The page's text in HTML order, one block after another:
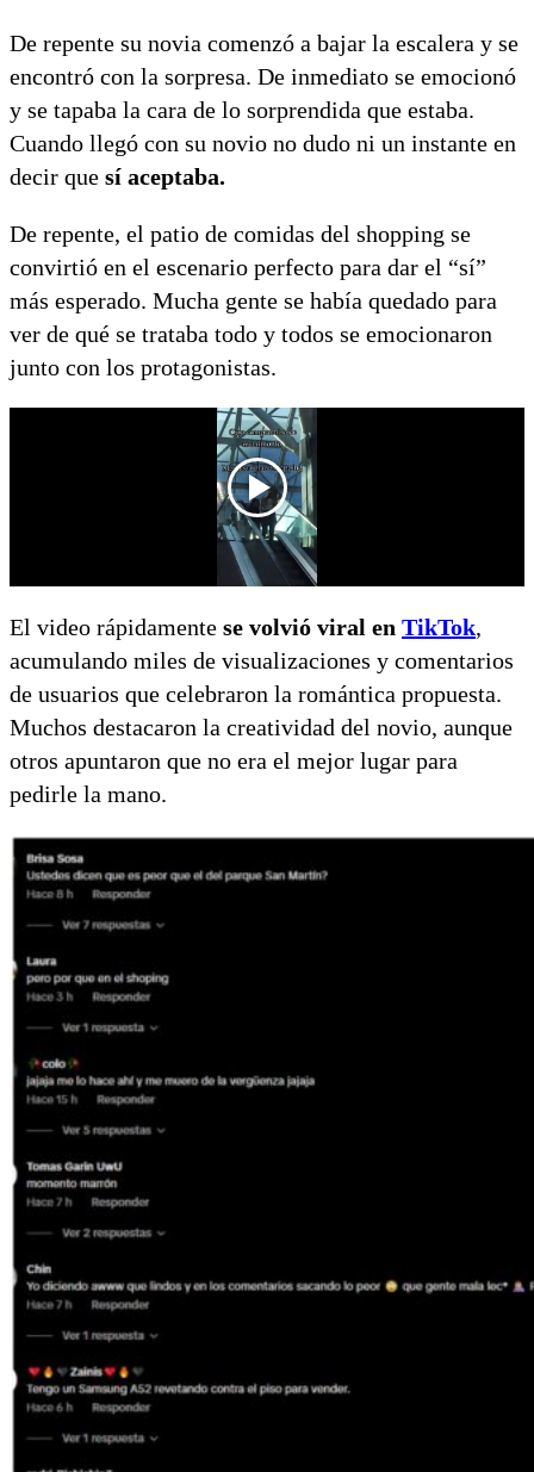
De repente su novia comenzó a bajar la escalera y se
encontró con la sorpresa. De inmediato se emocionó
y se tapaba la cara de lo sorprendida que estaba.
Cuando llegó con su novio no dudo ni un instante en
decir que sí aceptaba.
De repente, el patio de comidas del shopping se
convirtió en el escenario perfecto para dar el “sí”
más esperado. Mucha gente se había quedado para
ver de qué se trataba todo y todos se emocionaron
junto con los protagonistas.
El video rápidamente se volvió viral en TikTok,
acumulando miles de visualizaciones y comentarios
de usuarios que celebraron la romántica propuesta.
Muchos destacaron la creatividad del novio, aunque
otros apuntaron que no era el mejor lugar para
pedirle la mano.